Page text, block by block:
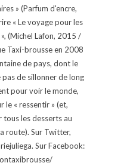
» (Parfum d'encre,
« Le voyage pour les
(Michel Lafon, 2015 /
Taxi-brousse en 2008
de pays, dont le
pas de sillonner de long
pour voir le monde,
le « ressentir » (et,
tous les desserts au
route). Sur Twitter,
Sur Facebook: